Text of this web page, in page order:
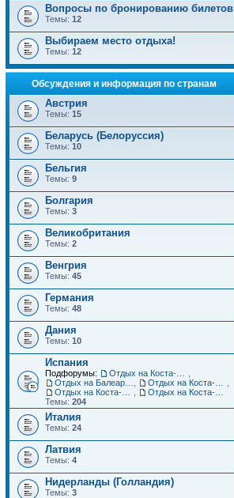
Вопросы по бронированию билетов
Темы: 12
Выбираем место отдыха!
Темы: 12
Обсуждения и информация по странам
Австрия
Темы: 15
Беларусь (Белоруссия)
Темы: 10
Бельгия
Темы: 9
Болгария
Темы: 3
Великобритания
Темы: 2
Венгрия
Темы: 45
Германия
Темы: 48
Дания
Темы: 10
Испания
Подфорумы:
Темы: 204
Италия
Темы: 24
Латвия
Темы: 4
Нидерланды (Голландия)
Темы: 3